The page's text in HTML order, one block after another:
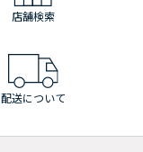
店舗検索
配送について